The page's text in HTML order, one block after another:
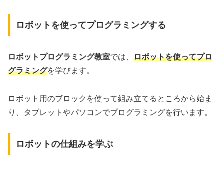
ロボットを使ってプログラミングする
ロボットプログラミング教室では、 ロボットを使ってプロ
グラミングを学びます。
ロボット用のブロックを使って組み立てるところから始ま
り、タブレットやパソコンでプログラミングを行います。
ロボットの仕組みを学ぶ